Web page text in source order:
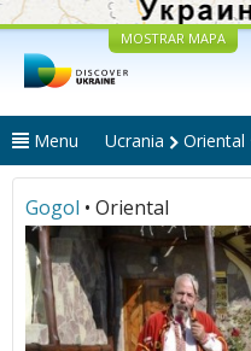
MOSTRAR MAPA
Menu Ucrania Oriental
Gogol • Oriental